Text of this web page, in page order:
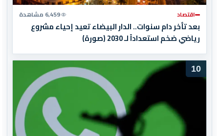
اقتصاد 6,459 مشاهدة
بعد تأخر دام سنوات.. الدار البيضاء تعيد إحياء مشروع
رياضي ضخم استعداداً لـ 2030 (صورة)
10